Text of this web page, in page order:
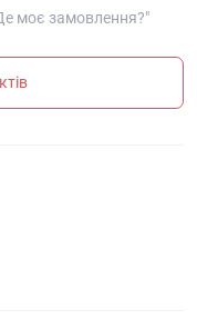
моє замовлення?"